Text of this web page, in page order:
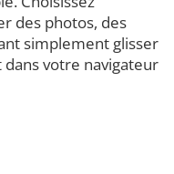
des photos, des
simplement glisser
votre navigateur